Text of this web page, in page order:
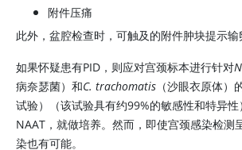
附件压痛
此外，盆腔检查时，可触及的附件肿块提示输
如果怀疑患有PID，则应对宫颈标本进行针对
病奈瑟菌）和C. trachomatis （沙眼衣原体）
试验）（该试验具有约99%的敏感性和特异
NAAT，就做培养。然而，即使宫颈感染检测
染也有可能。